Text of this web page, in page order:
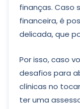
finanças. Caso
financeira, é
delicada, que
Por isso, caso
desafios para
clínicas no
ter uma